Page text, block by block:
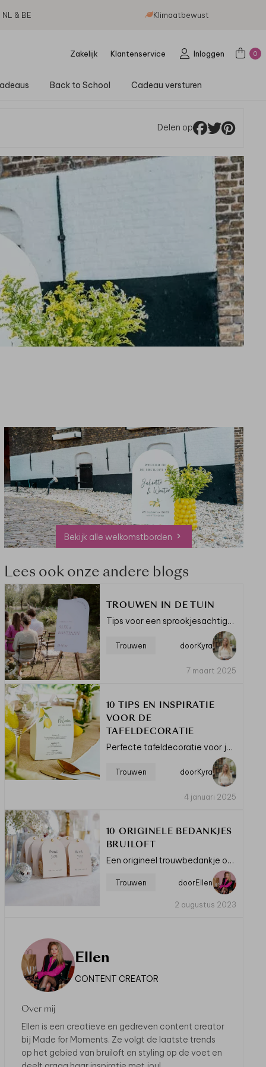
& BE Klimaatbewust
Zakelijk Klantenservice Inloggen 0
Back to School Cadeau versturen
Delen op
Bekijk alle welkomstborden
Lees ook onze andere blogs
TROUWEN IN DE TUIN
Tips voor een sprookjesachtige en intieme buitenbruiloft.
Trouwen doorKyra
7 maart 2025
10 TIPS EN INSPIRATIE
VOOR DE
TAFELDECORATIE
Perfecte tafeldecoratie voor jullie bruiloft.
Trouwen doorKyra
4 januari 2025
10 ORIGINELE BEDANKJES
BRUILOFT
Een origineel trouwbedankje om mee te geven aan alle gasten aan het einde van jullie bruiloft,
Trouwen doorEllen
2 augustus 2023
Ellen
CONTENT CREATOR
Over mij
Ellen is een creatieve en gedreven content creator
bij Made for Moments. Ze volgt de laatste trends
op het gebied van bruiloft en styling op de voet en